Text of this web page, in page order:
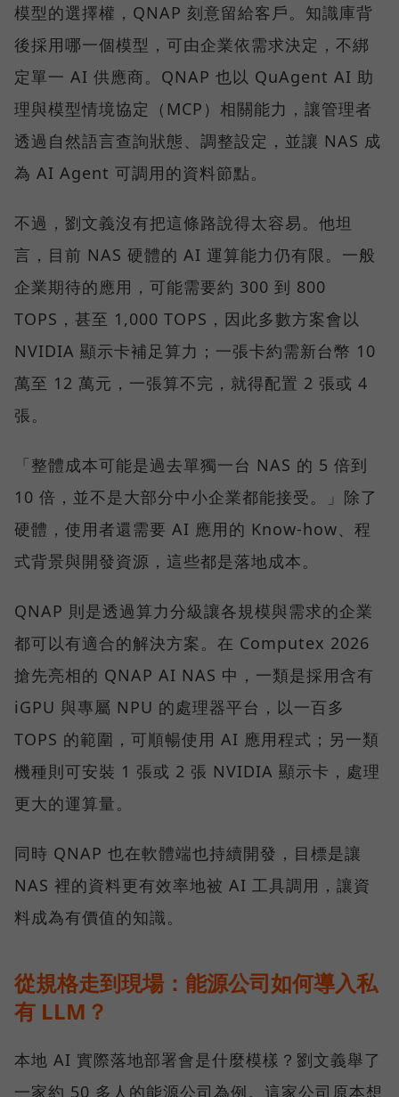
模型的選擇權，QNAP 刻意留給客戶。知識庫背
後採用哪一個模型，可由企業依需求決定，不綁
定單一 AI 供應商。QNAP 也以 QuAgent AI 助
理與模型情境協定（MCP）相關能力，讓管理者
透過自然語言查詢狀態、調整設定，並讓 NAS 成
為 AI Agent 可調用的資料節點。
不過，劉文義沒有把這條路說得太容易。他坦
言，目前 NAS 硬體的 AI 運算能力仍有限。一般
企業期待的應用，可能需要約 300 到 800
TOPS，甚至 1,000 TOPS，因此多數方案會以
NVIDIA 顯示卡補足算力；一張卡約需新台幣 10
萬至 12 萬元，一張算不完，就得配置 2 張或 4
張。
「整體成本可能是過去單獨一台 NAS 的 5 倍到
10 倍，並不是大部分中小企業都能接受。」除了
硬體，使用者還需要 AI 應用的 Know-how、程
式背景與開發資源，這些都是落地成本。
QNAP 則是透過算力分級讓各規模與需求的企業
都可以有適合的解決方案。在 Computex 2026
搶先亮相的 QNAP AI NAS 中，一類是採用含有
iGPU 與專屬 NPU 的處理器平台，以一百多
TOPS 的範圍，可順暢使用 AI 應用程式；另一類
機種則可安裝 1 張或 2 張 NVIDIA 顯示卡，處理
更大的運算量。
同時 QNAP 也在軟體端也持續開發，目標是讓
NAS 裡的資料更有效率地被 AI 工具調用，讓資
料成為有價值的知識。
從規格走到現場：能源公司如何導入私
有 LLM？
本地 AI 實際落地部署會是什麼模樣？劉文義舉了
一家約 50 多人的能源公司為例。這家公司原本想